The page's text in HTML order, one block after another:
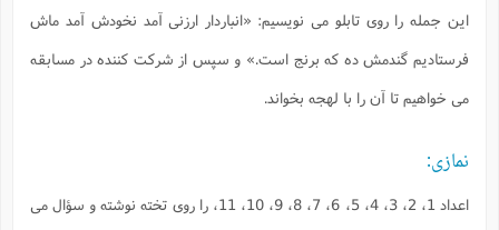
اين جمله را روى تابلو مى نويسيم: «انباردار ارزنى آمد نخودش آمد ماش
فرستاديم گندمش ده كه برنج است.» و سپس از شركت كننده در مسابقه
مى خواهيم تا آن را با لهجه بخواند.
نمازى:
اعداد 1، 2، 3، 4، 5، 6، 7، 8، 9، 10، 11، را روى تخته نوشته و سؤال مى